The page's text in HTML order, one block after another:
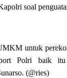
soal
untuk
Polri baik itu
(@ries)